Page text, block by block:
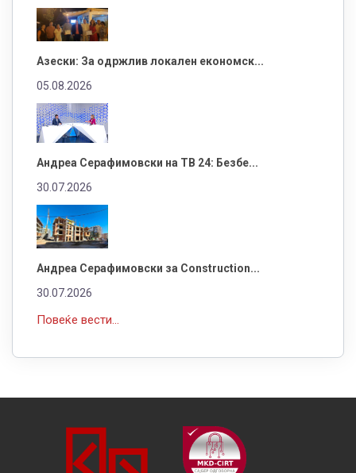
Азески: За одржлив локален економск...
05.08.2026
Андреа Серафимовски на ТВ 24: Безбе...
30.07.2026
Андреа Серафимовски за Construction...
30.07.2026
Повеќе вести...